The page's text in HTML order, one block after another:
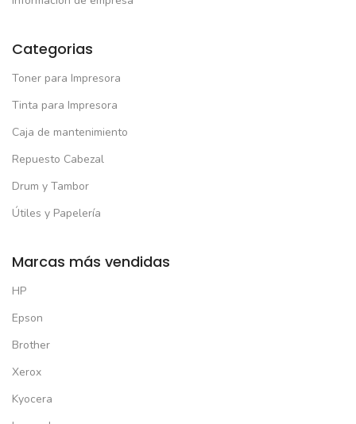
Categorias
Toner para Impresora
Tinta para Impresora
Caja de mantenimiento
Repuesto Cabezal
Drum y Tambor
Útiles y Papelería
Marcas más vendidas
HP
Epson
Brother
Xerox
Kyocera